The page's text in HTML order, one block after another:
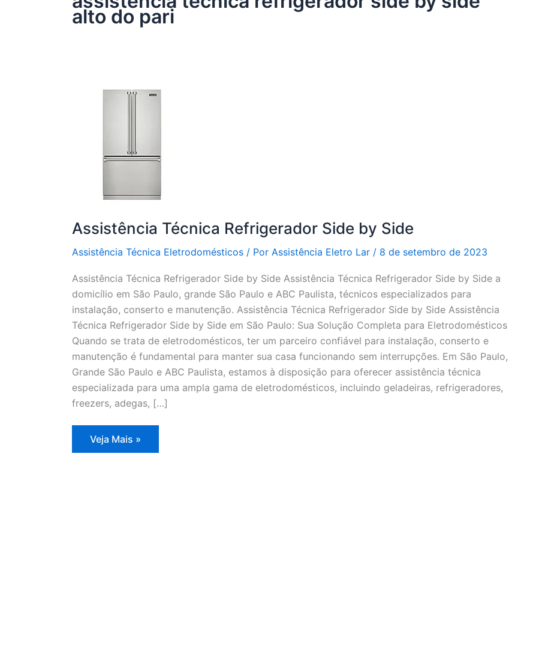
alto do pari
Assistência Técnica Refrigerador Side by Side
Assistência Técnica Eletrodomésticos / Por Assistência Eletro Lar / 8 de setembro de 2023
Assistência Técnica Refrigerador Side by Side Assistência Técnica Refrigerador Side by Side a
domicílio em São Paulo, grande São Paulo e ABC Paulista, técnicos especializados para
instalação, conserto e manutenção. Assistência Técnica Refrigerador Side by Side Assistência
Técnica Refrigerador Side by Side em São Paulo: Sua Solução Completa para Eletrodomésticos
Quando se trata de eletrodomésticos, ter um parceiro confiável para instalação, conserto e
manutenção é fundamental para manter sua casa funcionando sem interrupções. Em São Paulo,
Grande São Paulo e ABC Paulista, estamos à disposição para oferecer assistência técnica
especializada para uma ampla gama de eletrodomésticos, incluindo geladeiras, refrigeradores,
freezers, adegas, […]
Assistência
Técnica
Veja Mais »